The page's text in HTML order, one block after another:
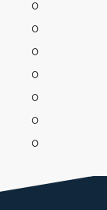
0
0
0
0
0
0
0